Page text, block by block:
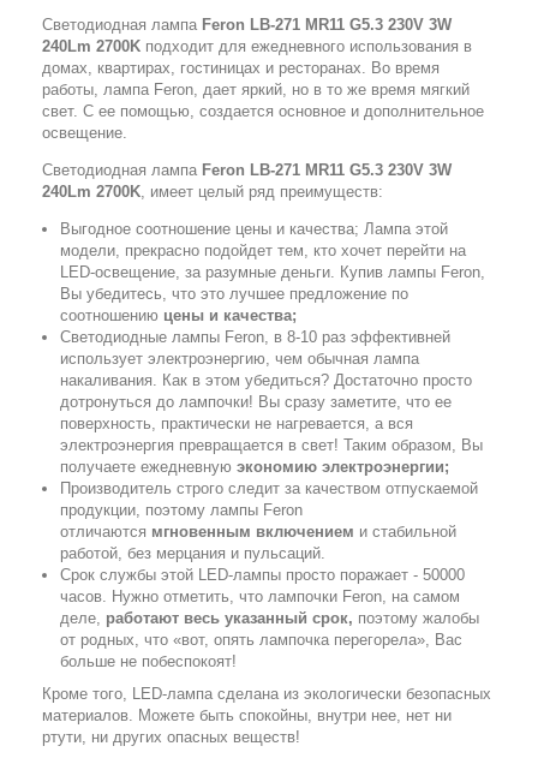
Светодиодная лампа Feron LB-271 MR11 G5.3 230V 3W
240Lm 2700K подходит для ежедневного использования в
домах, квартирах, гостиницах и ресторанах. Во время
работы, лампа Feron, дает яркий, но в то же время мягкий
свет. С ее помощью, создается основное и дополнительное
освещение.
Светодиодная лампа Feron LB-271 MR11 G5.3 230V 3W
240Lm 2700K, имеет целый ряд преимуществ:
Выгодное соотношение цены и качества; Лампа этой
модели, прекрасно подойдет тем, кто хочет перейти на
LED-освещение, за разумные деньги. Купив лампы Feron,
Вы убедитесь, что это лучшее предложение по
соотношению цены и качества;
Светодиодные лампы Feron, в 8-10 раз эффективней
использует электроэнергию, чем обычная лампа
накаливания. Как в этом убедиться? Достаточно просто
дотронуться до лампочки! Вы сразу заметите, что ее
поверхность, практически не нагревается, а вся
электроэнергия превращается в свет! Таким образом, Вы
получаете ежедневную экономию электроэнергии;
Производитель строго следит за качеством отпускаемой
продукции, поэтому лампы Feron
отличаются мгновенным включением и стабильной
работой, без мерцания и пульсаций.
Срок службы этой LED-лампы просто поражает - 50000
часов. Нужно отметить, что лампочки Feron, на самом
деле, работают весь указанный срок, поэтому жалобы
от родных, что «вот, опять лампочка перегорела», Вас
больше не побеспокоят!
Кроме того, LED-лампа сделана из экологически безопасных
материалов. Можете быть спокойны, внутри нее, нет ни
ртути, ни других опасных веществ!